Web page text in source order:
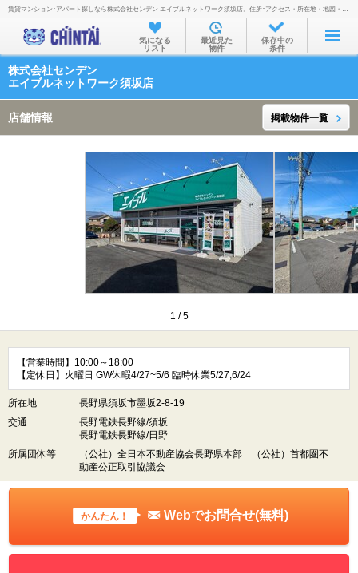
お部屋を探す
沿線・駅から
通勤通学時間から
物件特集から
不動産会社から
TOP
賃貸マンション･アパート探しなら株式会社センデン エイブルネットワーク須坂店。住所･アクセス・所在地・地図・営業時間・定休日・電話番号などを掲載。
気になる
リスト
最近見た
物件
保存中の
条件
株式会社センデン
エイブルネットワーク須坂店
店舗情報 掲載物件一覧
1 /5
【営業時間】10:00～18:00
【定休日】火曜日 GW休暇4/27~5/6 臨時休業5/27,6/24
所在地
長野県須坂市墨坂2-8-19
交通
長野電鉄長野線/須坂
長野電鉄長野線/日野
所属団体等
（公社）全日本不動産協会長野県本部 （公社）首都圏不
動産公正取引協議会
かんたん！ Webでお問合せ(無料)